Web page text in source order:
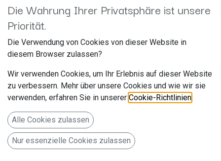
KICKER 2 Kanal Cinchkabel 1 m KI21
Kicker KI21 Cinch/RCA
Stereokabel 1 m
14,90€
Artikelnummer: QI21
Kicker / Joris Gebuis
Aalsmeerderweg 173
Aalsmeer, Niederlande, 1432 CL
info@hifi-focus.nl
https://www.hifi-focus.nl
29,90
Die Wahrung Ihrer Privatsphäre ist unsere
Priorität.
Die Verwendung von Cookies von dieser Website in
diesem Browser zulassen?
Wir verwenden Cookies, um Ihr Erlebnis auf dieser Website
zu verbessern. Mehr über unsere Cookies und wie wir sie
verwenden, erfahren Sie in unserer Cookie-Richtlinien
Alle Cookies zulassen
Nur essenzielle Cookies zulassen